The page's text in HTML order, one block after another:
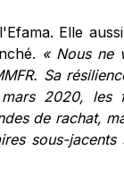
Elle
« Nous ne
Sa
2020, les
de rachat,
sous-jacents